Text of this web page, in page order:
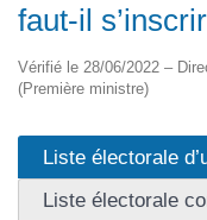
faut-il
Vérifié le 28/06/2022 –
(Première ministre)
Liste électorale
Liste électorale